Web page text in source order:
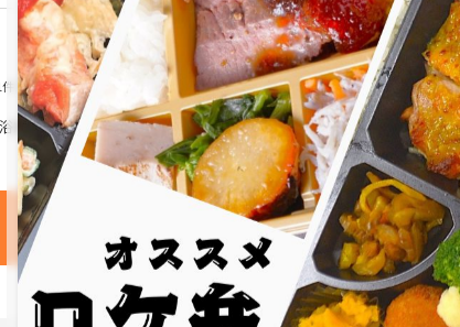
件) 商業用施設（ショッピングモール・映画館など） (14件)
施設 (9件)